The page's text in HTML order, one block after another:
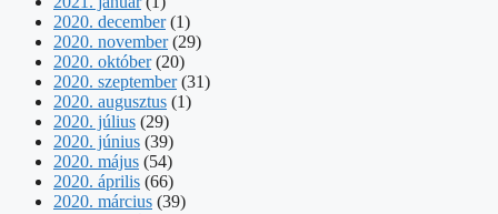
2020. december(1)
2020. november(29)
2020. október(20)
2020. szeptember(31)
2020. augusztus (1)
2020. július (29)
2020. június (39)
2020. május (54)
2020. április (66)
2020. március (39)